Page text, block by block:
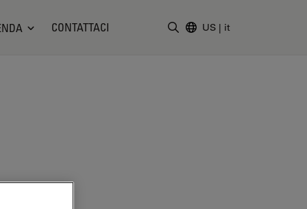
CONTATTACI US | it